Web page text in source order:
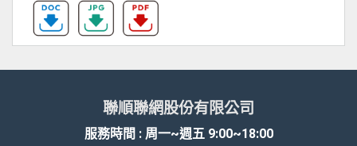
聯順聯網股份有限公司
服務時間 : 周一~週五 9:00~18:00